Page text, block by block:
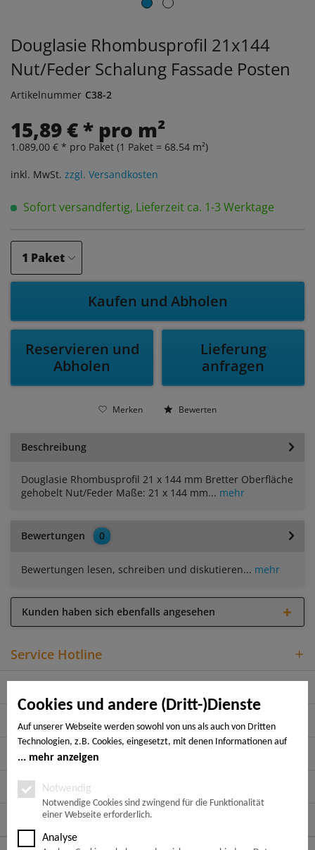
Cookies und andere (Dritt-)Dienste
Auf unserer Webseite werden sowohl von uns als auch von Dritten
Technologien, z.B. Cookies, eingesetzt, mit denen Informationen auf
Ihrem Endgerät gespeichert und/oder von Ihrem Endgerät abgerufen
Notwendige Cookies, Analyse-, Marketing- und Statistik-Cookies. Bei
den notwendigen Cookies handelt es sich um solche, die technisch
notwendig sind, um den von Ihnen gewünschten Dienst
bereitzustellen, die übrigen Cookies werden nur auf Grund einer von
Ihnen erteilten Einwilligung gesetzt. Die Einwilligung ist freiwillig.
mehr anzeigen
Notwendig
Notwendige Cookies sind zwingend für die Funktionalität
einer Webseite erforderlich.
Analyse
Douglasie Rhombusprofil 21x144
Nut/Feder Schalung Fassade Posten
Artikelnummer C38-2
15,89 € * pro m²
1.089,00 € * pro Paket (1 Paket = 68.54 m²)
inkl. MwSt. zzgl. Versandkosten
Sofort versandfertig, Lieferzeit ca. 1-3 Werktage
Kaufen und Abholen
Reservieren und
Abholen
Lieferung
anfragen
Merken Bewerten
Beschreibung
Douglasie Rhombusprofil 21 x 144 mm Bretter Oberfläche
gehobelt Nut/Feder Maße: 21 x 144 mm... mehr
Bewertungen 0
Bewertungen lesen, schreiben und diskutieren... mehr
Kunden haben sich ebenfalls angesehen
Service Hotline
Informationen
Rechtliches
Zahlungsarten
Folge uns auf: